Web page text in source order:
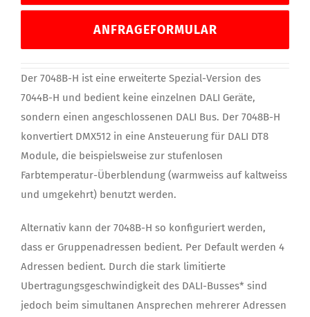
ANFRAGEFORMULAR
Der 7048B-H ist eine erweiterte Spezial-Version des
7044B-H und bedient keine einzelnen DALI Geräte,
sondern einen angeschlossenen DALI Bus. Der 7048B-H
konvertiert DMX512 in eine Ansteuerung für DALI DT8
Module, die beispielsweise zur stufenlosen
Farbtemperatur-Überblendung (warmweiss auf kaltweiss
und umgekehrt) benutzt werden.
Alternativ kann der 7048B-H so konfiguriert werden,
dass er Gruppenadressen bedient. Per Default werden 4
Adressen bedient. Durch die stark limitierte
Ubertragungsgeschwindigkeit des DALI-Busses* sind
jedoch beim simultanen Ansprechen mehrerer Adressen